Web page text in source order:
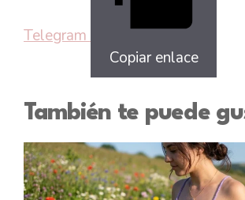
Telegram
Copiar enlace
También te puede